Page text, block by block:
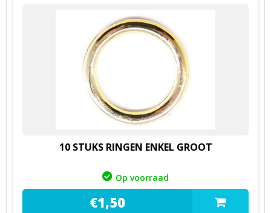
10 STUKS RINGEN ENKEL GROOT
Op voorraad
€1,50